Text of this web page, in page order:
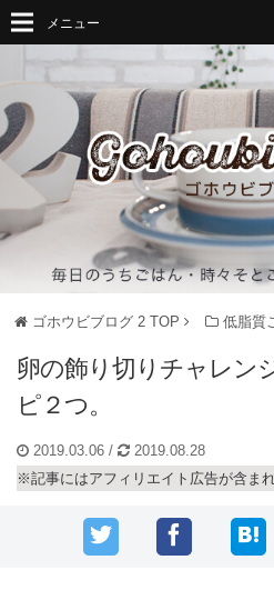
メニュー
ゴホウビブログ 2TOP 低脂質
卵の飾り切りチャレン
ピ２つ。
2019.03.06 /
2019.08.28
※記事にはアフィリエイト広告が含ま